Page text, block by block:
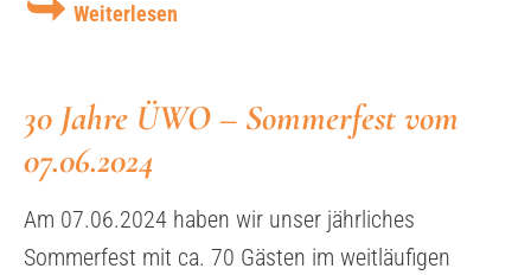
Weiterlesen
30 Jahre ÜWO – Sommerfest vom
07.06.2024
Am 07.06.2024 haben wir unser jährliches
Sommerfest mit ca. 70 Gästen im weitläufigen